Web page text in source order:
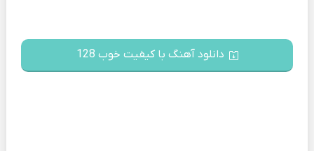
دانلود آهنگ با کیفیت خوب 128